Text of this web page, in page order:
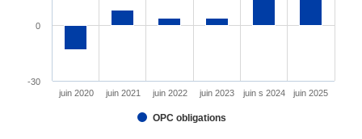
OPC obligations
juin 2020 juin 2021 juin 2022 juin 2023 juin s 2024 juin 2025
-30
0